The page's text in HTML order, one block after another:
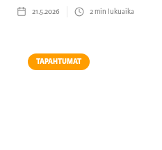
21.5.2026 2min lukuaika
TAPAHTUMAT